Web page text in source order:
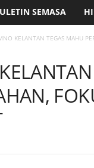
SEMASA
KELANTAN TEGAS MAHU